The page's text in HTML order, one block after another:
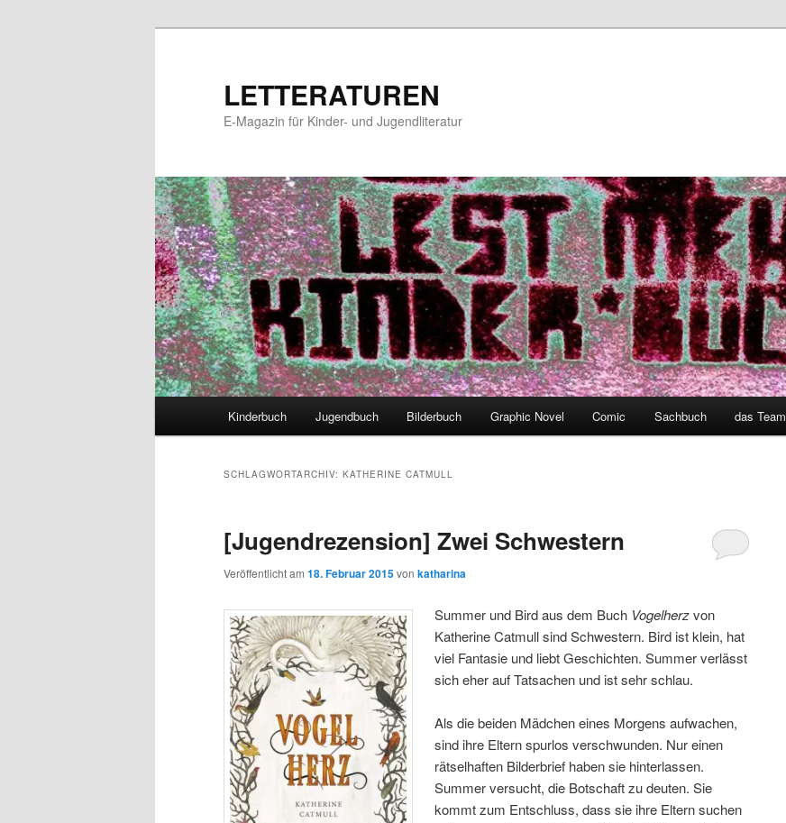
LETTERATUREN
E-Magazin für Kinder- und Jugendliteratur
Kinderbuch Jugendbuch Bilderbuch Graphic Novel Comic Sachbuch das Team
SCHLAGWORTARCHIV: KATHERINE CATMULL
[Jugendrezension] Zwei Schwestern
Veröffentlicht am 18. Februar 2015von katharina
Summer und Bird aus dem Buch Vogelherzvon
Katherine Catmull sind Schwestern. Bird ist klein, hat
viel Fantasie und liebt Geschichten. Summer verlässt
sich eher auf Tatsachen und ist sehr schlau.
Als die beiden Mädchen eines Morgens aufwachen,
sind ihre Eltern spurlos verschwunden. Nur einen
rätselhaften Bilderbrief haben sie hinterlassen.
Summer versucht, die Botschaft zu deuten. Sie
kommt zum Entschluss, dass sie ihre Eltern suchen